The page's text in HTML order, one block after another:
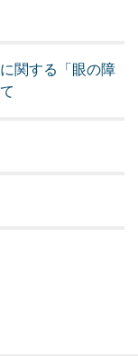
関する「眼の障